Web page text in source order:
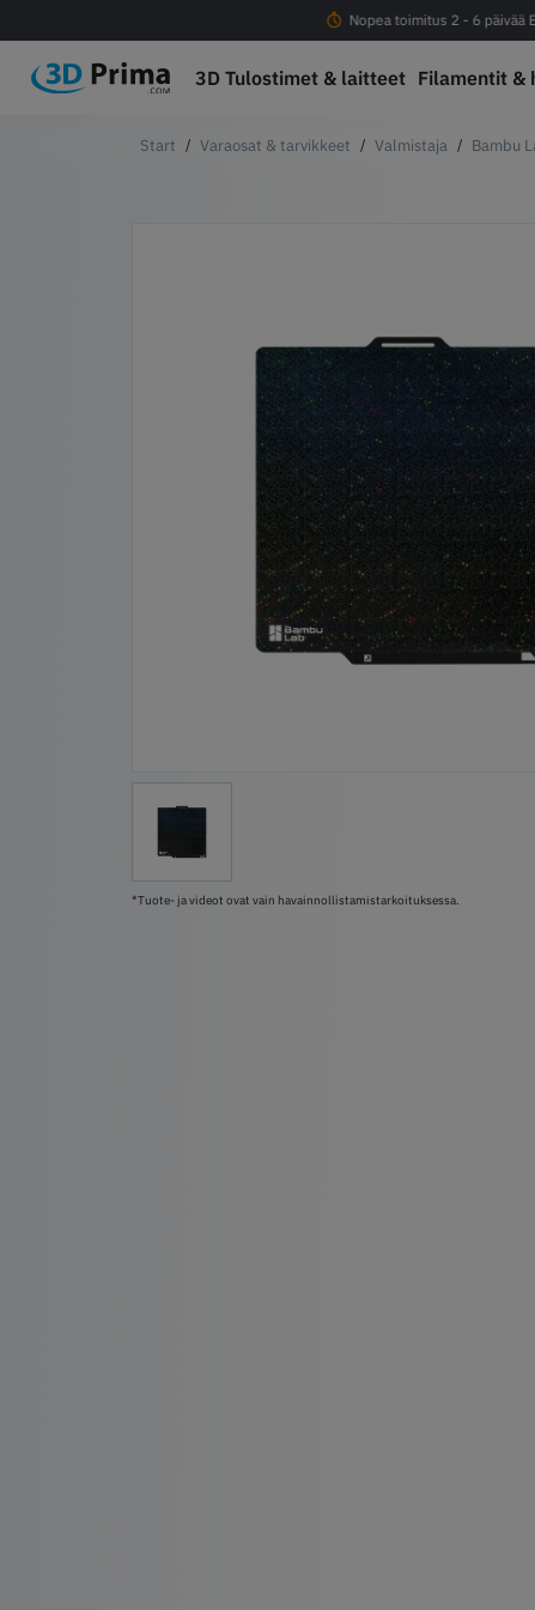
Nopea toimitus 2 - 6 päivää
3D Tulostimet & laitteet Filamentit &
Varaosat & tarvikkeet Valmistaja Bambu
*Tuote- ja videot ovat vain havainnollistamistarkoituksessa.